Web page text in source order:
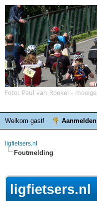
Welkom gast! Aanmelden
ligfietsers.nl
Foutmelding
ligfietsers.nl